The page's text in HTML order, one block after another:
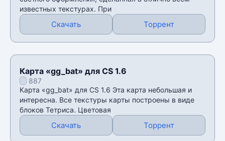
известных текстурах. При
Скачать Торрент
Карта «gg_bat» для CS 1.6
887
Карта «gg_bat» для CS 1.6 Эта карта небольшая и
интересна. Все текстуры карты построены в виде
блоков Тетриса. Цветовая
Скачать Торрент